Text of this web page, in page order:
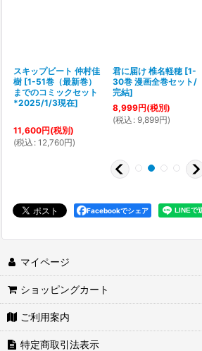
スキップビート 仲村佳
樹 [1-51巻（最新巻）
までのコミックセット
*2025/1/3現在]
11,600円(税別)
(税込 : 12,760円)
君に届け 椎名軽穂 [1-
30巻 漫画全巻セット/
完結]
8,999円(税別)
(税込 : 9,899円)
Facebookでシェア
マイページ
ショッピングカート
ご利用案内
特定商取引法表示